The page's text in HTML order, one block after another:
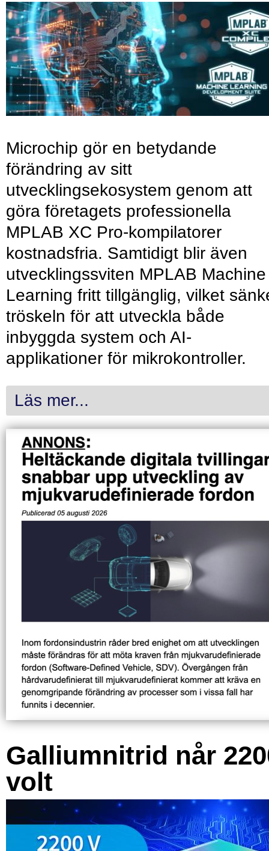
Microchip gör en betydande
förändring av sitt
utvecklingsekosystem genom att
göra företagets professionella
MPLAB XC Pro-kompilatorer
kostnadsfria. Samtidigt blir även
utvecklingssviten MPLAB Machine
Learning fritt tillgänglig, vilket
tröskeln för att utveckla både
inbyggda system och AI-
applikationer för mikrokontroller.
Läs mer...
Galliumnitrid når
volt